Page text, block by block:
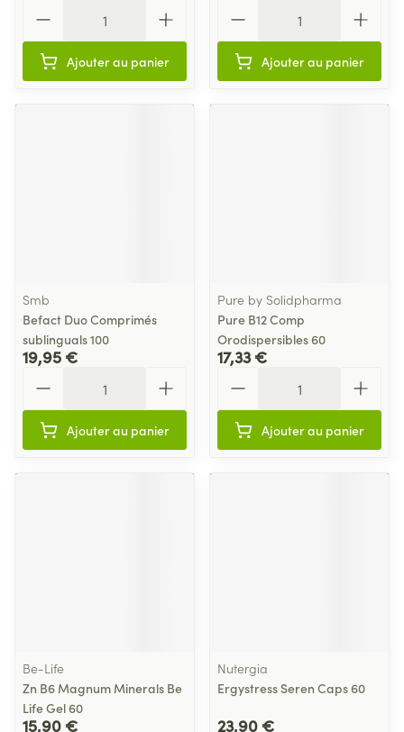
Ajouter au panier Ajouter au panier
Smb
Befact Duo Comprimés
sublinguals 100
19,95 €
Ajouter au panier
Pure by Solidpharma
Pure B12 Comp
Orodispersibles 60
17,33 €
Ajouter au panier
Be-Life
Zn B6 Magnum Minerals Be
Life Gel 60
15,90 €
Nutergia
Ergystress Seren Caps 60
23,90 €